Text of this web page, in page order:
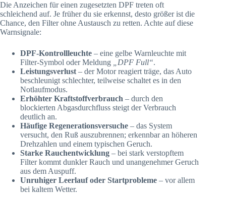
Die Anzeichen für einen zugesetzten DPF treten oft
schleichend auf. Je früher du sie erkennst, desto größer ist die
Chance, den Filter ohne Austausch zu retten. Achte auf diese
Warnsignale:
DPF-Kontrollleuchte – eine gelbe Warnleuchte mit
Filter-Symbol oder Meldung
„DPF Full“.
Leistungsverlust – der Motor reagiert träge, das Auto
beschleunigt schlechter, teilweise schaltet es in den
Notlaufmodus.
Erhöhter Kraftstoffverbrauch – durch den
blockierten Abgasdurchfluss steigt der Verbrauch
deutlich an.
Häufige Regenerationsversuche – das System
versucht, den Ruß auszubrennen; erkennbar an höheren
Drehzahlen und einem typischen Geruch.
Starke Rauchentwicklung – bei stark verstopftem
Filter kommt dunkler Rauch und unangenehmer Geruch
aus dem Auspuff.
Unruhiger Leerlauf oder Startprobleme – vor allem
bei kaltem Wetter.